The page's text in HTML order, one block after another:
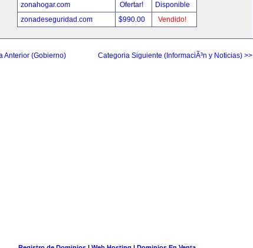
zonahogar.com
Ofertar!
Disponible
zonadeseguridad.com
$990.00 Vendido!
Anterior (Gobierno) Categoria Siguiente (InformaciÃ³n y Noticias) >>